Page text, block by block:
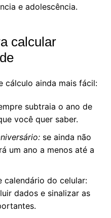
e adolescência.
calcular
cálculo ainda mais fácil:
subtraia o ano de
você quer saber.
se ainda não
um ano a menos até a
calendário do celular:
dados e sinalizar as